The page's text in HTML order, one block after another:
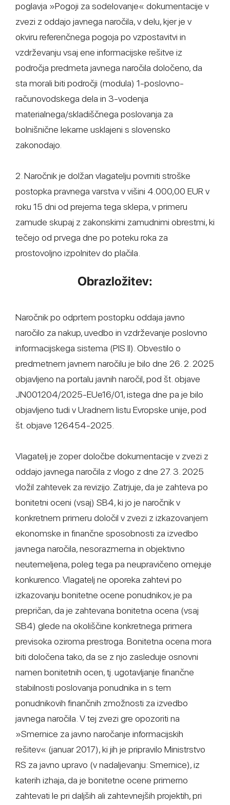
poglavja »Pogoji za sodelovanje« dokumentacije v
zvezi z oddajo javnega naročila, v delu, kjer je v
okviru referenčnega pogoja po vzpostavitvi in
vzdrževanju vsaj ene informacijske rešitve iz
področja predmeta javnega naročila določeno, da
sta morali biti področji (modula) 1-poslovno-
računovodskega dela in 3-vodenja
materialnega/skladiščnega poslovanja za
bolnišnične lekarne usklajeni s slovensko
zakonodajo.
2. Naročnik je dolžan vlagatelju povrniti stroške
postopka pravnega varstva v višini 4.000,00 EUR v
roku 15 dni od prejema tega sklepa, v primeru
zamude skupaj z zakonskimi zamudnimi obrestmi, ki
tečejo od prvega dne po poteku roka za
prostovoljno izpolnitev do plačila.
Obrazložitev:
Naročnik po odprtem postopku oddaja javno
naročilo za nakup, uvedbo in vzdrževanje poslovno
informacijskega sistema (PIS II). Obvestilo o
predmetnem javnem naročilu je bilo dne 26. 2. 2025
objavljeno na portalu javnih naročil, pod št. objave
JN001204/2025-EUe16/01, istega dne pa je bilo
objavljeno tudi v Uradnem listu Evropske unije, pod
št. objave 126454-2025.
Vlagatelj je zoper določbe dokumentacije v zvezi z
oddajo javnega naročila z vlogo z dne 27. 3. 2025
vložil zahtevek za revizijo. Zatrjuje, da je zahteva po
bonitetni oceni (vsaj) SB4, ki jo je naročnik v
konkretnem primeru določil v zvezi z izkazovanjem
ekonomske in finančne sposobnosti za izvedbo
javnega naročila, nesorazmerna in objektivno
neutemeljena, poleg tega pa neupravičeno omejuje
konkurenco. Vlagatelj ne oporeka zahtevi po
izkazovanju bonitetne ocene ponudnikov, je pa
prepričan, da je zahtevana bonitetna ocena (vsaj
SB4) glede na okoliščine konkretnega primera
previsoka oziroma prestroga. Bonitetna ocena mora
biti določena tako, da se z njo zasleduje osnovni
namen bonitetnih ocen, tj. ugotavljanje finančne
stabilnosti poslovanja ponudnika in s tem
ponudnikovih finančnih zmožnosti za izvedbo
javnega naročila. V tej zvezi gre opozoriti na
»Smernice za javno naročanje informacijskih
rešitev« (januar 2017), ki jih je pripravilo Ministrstvo
RS za javno upravo (v nadaljevanju: Smernice), iz
katerih izhaja, da je bonitetne ocene primerno
zahtevati le pri daljših ali zahtevnejših projektih, pri